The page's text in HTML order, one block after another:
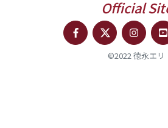
Official
©2022 徳永エリ